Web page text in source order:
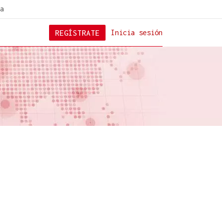
Inicia sesión
REGÍSTRATE